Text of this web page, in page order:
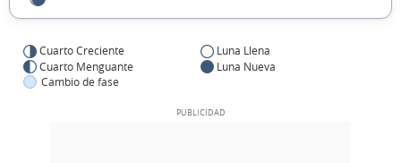
Cuarto Creciente
Luna Llena
Cuarto Menguante
Luna Nueva
Cambio de fase